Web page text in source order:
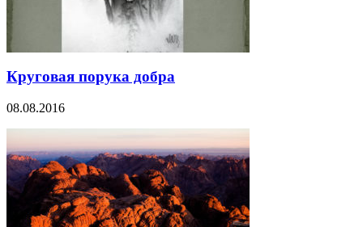
Круговая порука добра
08.08.2016